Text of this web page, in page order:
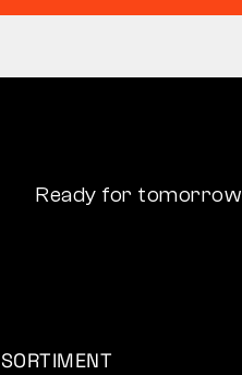
Ready for tomorrow
SORTIMENT